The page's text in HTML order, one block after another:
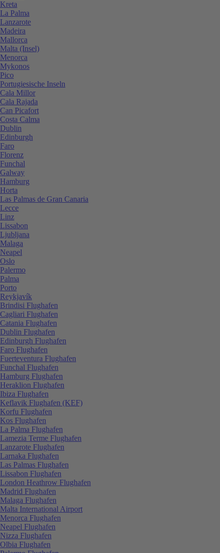
Kreta
La Palma
Lanzarote
Madeira
Mallorca
Malta (Insel)
Menorca
Mykonos
Pico
Portugiesische Inseln
Cala Millor
Cala Rajada
Can Picafort
Costa Calma
Dublin
Edinburgh
Faro
Florenz
Funchal
Galway
Hamburg
Horta
Las Palmas de Gran Canaria
Lecce
Linz
Lissabon
Ljubljana
Malaga
Neapel
Oslo
Palermo
Palma
Porto
Reykjavík
Brindisi Flughafen
Cagliari Flughafen
Catania Flughafen
Dublin Flughafen
Edinburgh Flughafen
Faro Flughafen
Fuerteventura Flughafen
Funchal Flughafen
Hamburg Flughafen
Heraklion Flughafen
Ibiza Flughafen
Keflavik Flughafen (KEF)
Korfu Flughafen
Kos Flughafen
La Palma Flughafen
Lamezia Terme Flughafen
Lanzarote Flughafen
Larnaka Flughafen
Las Palmas Flughafen
Lissabon Flughafen
London Heathrow Flughafen
Madrid Flughafen
Malaga Flughafen
Malta International Airport
Menorca Flughafen
Neapel Flughafen
Nizza Flughafen
Olbia Flughafen